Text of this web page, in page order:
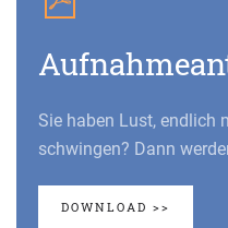
Sie haben Lust, endlich
schwingen? Dann
DOWNLOAD >>